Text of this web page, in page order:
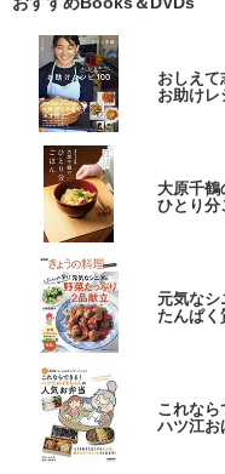
おしえて
お助けレ
大原千鶴
ひとり分
元気なシ
たんぱく
これなら
ハツ江お